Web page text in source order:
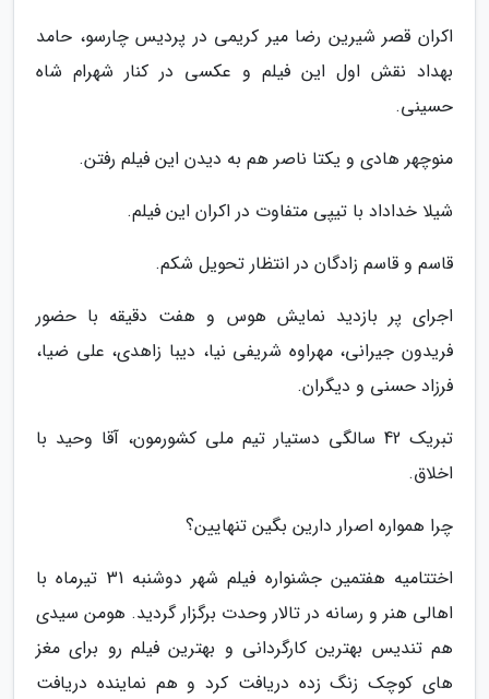
اکران قصر شیرین رضا میر کریمی در پردیس چارسو، حامد
بهداد نقش اول این فیلم و عکسی در کنار شهرام شاه
حسینی.
منوچهر هادی و یکتا ناصر هم به دیدن این فیلم رفتن.
شیلا خداداد با تیپی متفاوت در اکران این فیلم.
قاسم و قاسم زادگان در انتظار تحویل شکم.
اجرای پر بازدید نمایش هوس و هفت دقیقه با حضور
فریدون جیرانی، مهراوه شریفی نیا، دیبا زاهدی، علی ضیا،
فرزاد حسنی و دیگران.
تبریک 42 سالگی دستیار تیم ملی کشورمون، آقا وحید با
اخلاق.
چرا همواره اصرار دارین بگین تنهایین؟
اختتامیه هفتمین جشنواره فیلم شهر دوشنبه 31 تیرماه با
اهالی هنر و رسانه در تالار وحدت برگزار گردید. هومن سیدی
هم تندیس بهترین کارگردانی و بهترین فیلم رو برای مغز
های کوچک زنگ زده دریافت کرد و هم نماینده دریافت